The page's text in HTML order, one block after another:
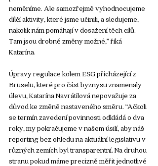
neměníme. Ale samozřejmě vyhodnocujeme
dílčí aktivity, které jsme učinili, a sledujeme,
nakolik nám pomáhají v dosažení těch cílů.
Tam jsou drobné změny možné,” říká
Katarína.
Úpravy regulace kolem ESG přicházející z
Bruselu, které pro část byznysu znamenaly
úlevu, Katarína Navrátilová nepovažuje za
důvod ke změně nastaveného směru. “Ačkoli
se termín zavedení povinnosti odkládá o dva
roky, my pokračujeme v našem úsilí, aby náš
reporting bez ohledu na aktuální legislativu v
různých zemích byl transparentní. Na druhou
stranu pokud máme precizně měřit jednotlivé